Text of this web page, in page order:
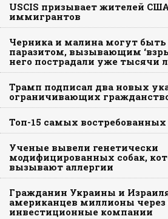
USCIS призывает жителей
иммигрантов
Черника и малина могут
паразитом, вызывающим
него пострадали уже тысячи
Трамп подписал два новых
ограничивающих
Топ-15 самых
Ученые вывели генетически
модифицированных собак,
вызывают аллергии
Гражданин Украины и
американцев миллионы
инвестиционные компании